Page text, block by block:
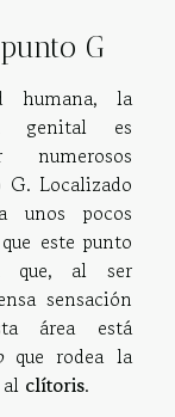
G
humana, la
genital es
numerosos
Localizado
unos pocos
este punto
que, al ser
sensación
área está
que rodea la
clítoris.